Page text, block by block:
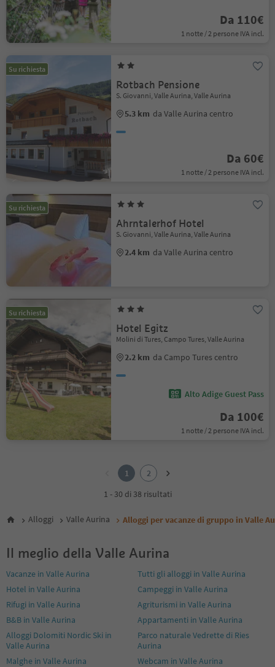
Da 110€
1 notte / 2 persone IVA incl.
Su richiesta
Rotbach Pensione
S. Giovanni, Valle Aurina, Valle Aurina
5.3 km da Valle Aurina centro
Da 60€
1 notte / 2 persone IVA incl.
Su richiesta
Ahrntalerhof Hotel
S. Giovanni, Valle Aurina, Valle Aurina
2.4 km da Valle Aurina centro
Su richiesta
Hotel Egitz
Molini di Tures, Campo Tures, Valle Aurina
2.2 km da Campo Tures centro
Alto Adige Guest Pass
Da 100€
1 notte / 2 persone IVA incl.
1
2
1 - 30 di 38 risultati
Alloggi Valle Aurina Alloggi per vacanze di gruppo in Valle
Il meglio della Valle Aurina
Vacanze in Valle Aurina
Tutti gli alloggi in Valle Aurina
Hotel in Valle Aurina
Campeggi in Valle Aurina
Rifugi in Valle Aurina
Agriturismi in Valle Aurina
B&B in Valle Aurina
Appartamenti in Valle Aurina
Alloggi Dolomiti Nordic Ski in
Valle Aurina
Parco naturale Vedrette di Ries
Aurina
Malghe in Valle Aurina
Webcam in Valle Aurina